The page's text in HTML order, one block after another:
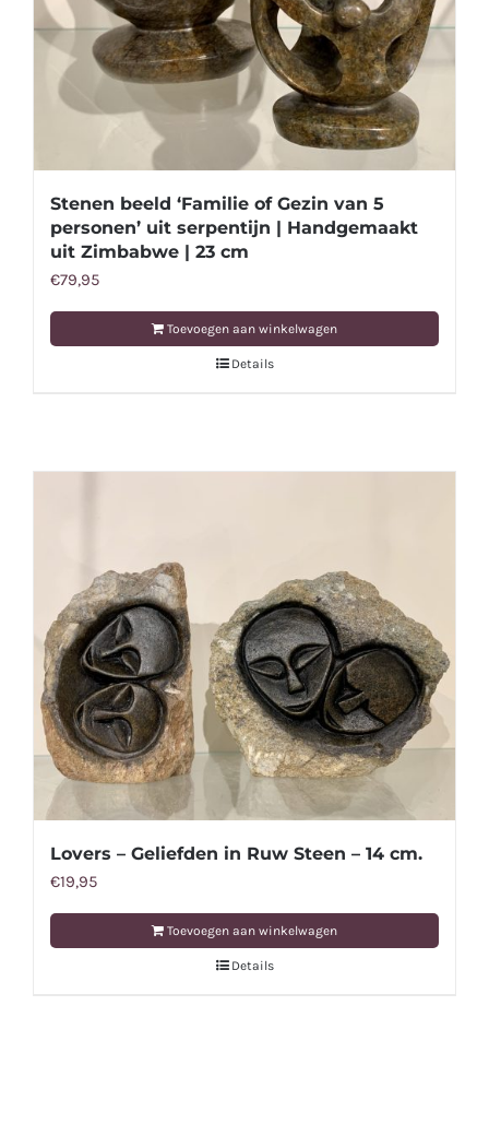
Stenen beeld ‘Familie of Gezin van 5
personen’ uit serpentijn | Handgemaakt
uit Zimbabwe | 23 cm
€79,95
Toevoegen aan winkelwagen
Details
Lovers – Geliefden in Ruw Steen – 14 cm.
€19,95
Toevoegen aan winkelwagen
Details